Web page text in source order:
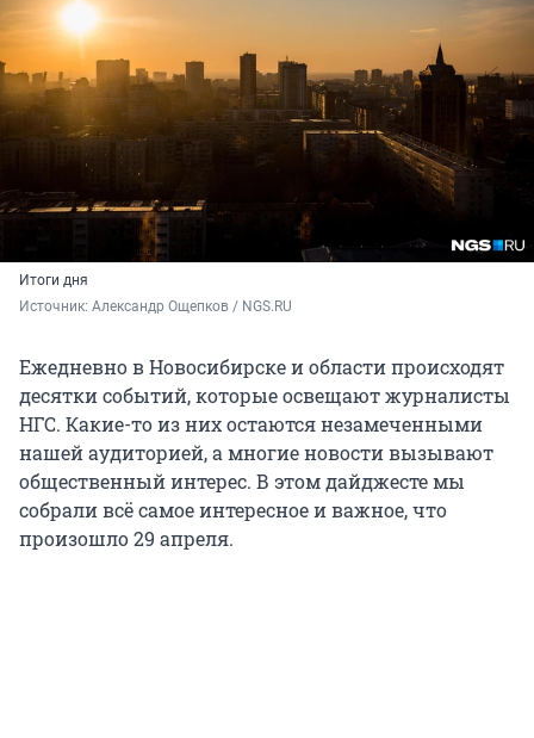
Итоги дня
Источник: Александр Ощепков / NGS.RU
Ежедневно в Новосибирске и области происходят
десятки событий, которые освещают журналисты
НГС. Какие-то из них остаются незамеченными
нашей аудиторией, а многие новости вызывают
общественный интерес. В этом дайджесте мы
собрали всё самое интересное и важное, что
произошло 29 апреля.